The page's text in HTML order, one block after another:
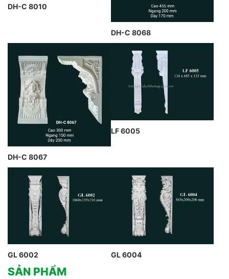
DH-C 8010
DH-C 8068
DH-C 8067
LF 6005
GL 6002 GL 6004
SẢN PHẨM